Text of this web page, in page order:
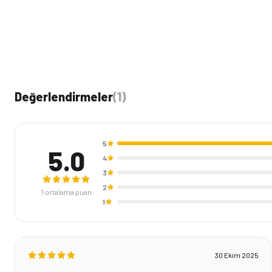
Değerlendirmeler(1)
5.0
1 ortalama puan
5
4
3
2
1
30 Ekim 2025